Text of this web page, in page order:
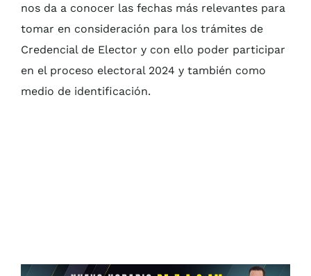
nos da a conocer las fechas más relevantes para
tomar en consideración para los trámites de
Credencial de Elector y con ello poder participar
en el proceso electoral 2024 y también como
medio de identificación.